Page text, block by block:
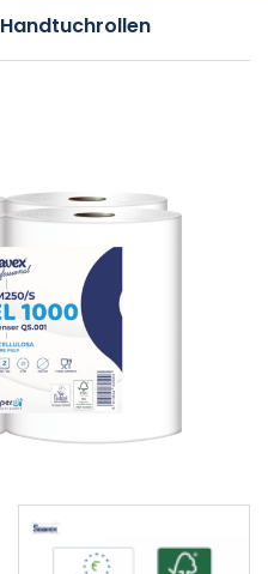
Handtuchrollen